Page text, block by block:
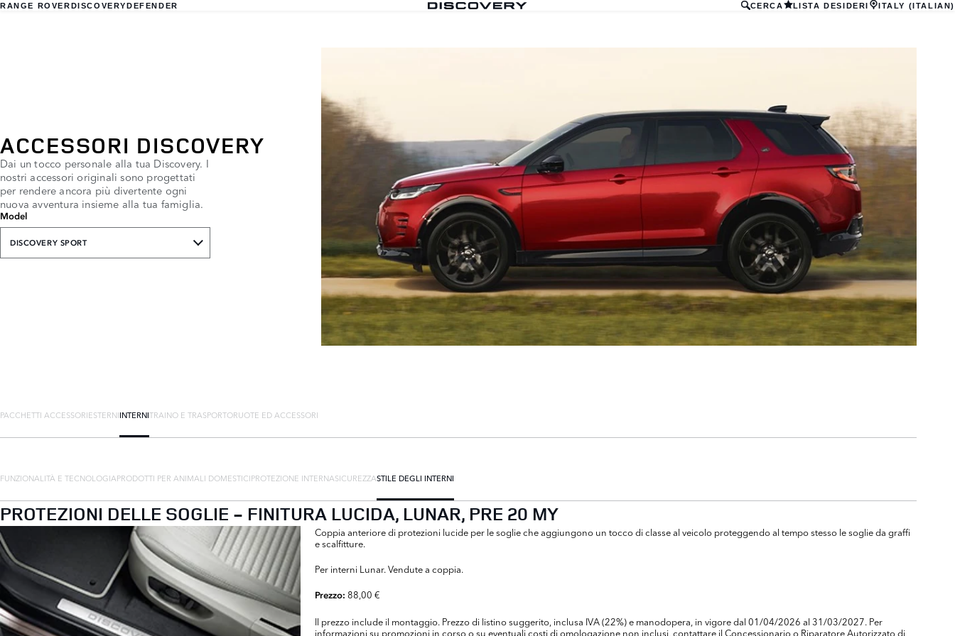
RANGE ROVERDISCOVERYDEFENDER CERCA LISTA DESIDERI ITALY (ITALIAN)
ACCESSORI DISCOVERY
Dai un tocco personale alla tua Discovery. I
nostri accessori originali sono progettati
per rendere ancora più divertente ogni
nuova avventura insieme alla tua famiglia.
Model
DISCOVERY SPORT
PACCHETTI ACCESSORIESTERNIINTERNITRAINO E TRASPORTORUOTE ED ACCESSORI
FUNZIONALITÀ E TECNOLOGIAPRODOTTI PER ANIMALI DOMESTICIPROTEZIONE INTERNASICUREZZASTILE DEGLI INTERNI
PROTEZIONI DELLE SOGLIE - FINITURA LUCIDA, LUNAR, PRE 20 MY
Coppia anteriore di protezioni lucide per le soglie che aggiungono un tocco di classe al veicolo proteggendo al tempo stesso le soglie da graffi
e scalfitture.
Per interni Lunar. Vendute a coppia.
Prezzo:88,00 €
Il prezzo include il montaggio. Prezzo di listino suggerito, inclusa IVA (22%) e manodopera, in vigore dal 01/04/2026 al 31/03/2027. Per
informazioni su promozioni in corso o su eventuali costi di omologazione non inclusi, contattare il Concessionario o Riparatore Autorizzato di